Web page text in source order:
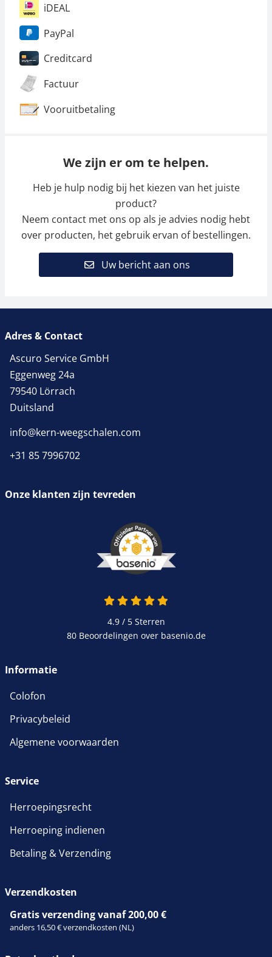
iDEAL
PayPal
Creditcard
Factuur
Vooruitbetaling
We zijn er om te helpen.
Heb je hulp nodig bij het kiezen van het juiste
product?
Neem contact met ons op als je advies nodig hebt
over producten, het gebruik ervan of bestellingen.
Uw bericht aan ons
Adres & Contact
Ascuro Service GmbH
Eggenweg 24a
79540 Lörrach
Duitsland
info@kern-weegschalen.com
+31 85 7996702
Onze klanten zijn tevreden
4.9 van 5
4.9 / 5Sterren
80 Beoordelingen over basenio.de
Informatie
Colofon
Privacybeleid
Algemene voorwaarden
Service
Herroepingsrecht
Herroeping indienen
Betaling & Verzending
Verzendkosten
Gratis verzending vanaf 200,00 €
anders 16,50 € verzendkosten (NL)